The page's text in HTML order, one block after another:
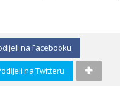
na Facebooku
na Twitteru